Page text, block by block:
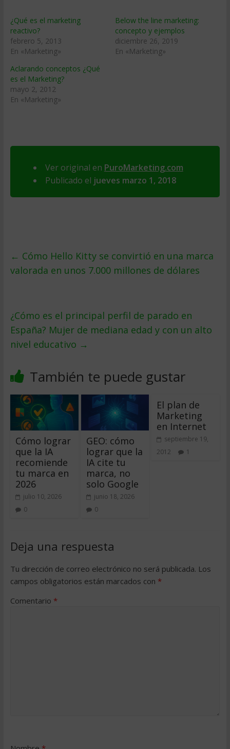
¿Qué es el marketing
reactivo?
febrero 5, 2013
En «Marketing»
Below the line marketing:
concepto y ejemplos
diciembre 26, 2019
En «Marketing»
Aclarando conceptos ¿Qué
es el Marketing?
mayo 2, 2012
En «Marketing»
Ver original en PuroMarketing.com
Publicado el jueves marzo 1, 2018
← Cómo Hello Kitty se convirtió en una marca
valorada en unos 7.000 millones de dólares
¿Cómo es el principal perfil de parado en
España? Mujer de mediana edad y con un alto
nivel educativo →
También te puede gustar
Cómo lograr
que la IA
recomiende
tu marca en
2026
julio 10, 2026
0
GEO: cómo
lograr que la
IA cite tu
marca, no
solo Google
junio 18, 2026
0
El plan de
Marketing
en Internet
septiembre 19,
2012
1
Deja una respuesta
Tu dirección de correo electrónico no será publicada. Los
campos obligatorios están marcados con *
Comentario *